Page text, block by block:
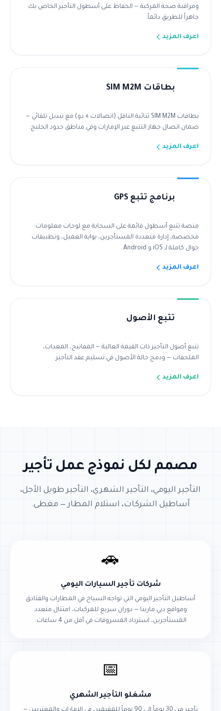
ومراقبة صحة المركبة — الحفاظ على أسطول التأجير الخاص بك
جاهزاً للطريق دائماً.
اعرف المزيد
بطاقات SIM M2M
بطاقات SIM M2M ثنائية الناقل (اتصالات + دو) مع تبديل تلقائي —
ضمان اتصال جهاز التتبع عبر الإمارات وفي مناطق حدود الخليج.
اعرف المزيد
برنامج تتبع GPS
منصة تتبع أسطول قائمة على السحابة مع لوحات معلومات
مخصصة، إدارة متعددة المستأجرين، بوابة العميل، وتطبيقات
جوال كاملة لـ iOS و Android.
اعرف المزيد
تتبع الأصول
تتبع أصول التأجير ذات القيمة العالية — المفاتيح، المعدات،
الملحقات — ودمج حالة الأصول في تسليم عقد التأجير.
اعرف المزيد
مصمم لكل نموذج عمل تأجير
التأجير اليومي، التأجير الشهري، التأجير طويل الأجل،
أساطيل الشركات، استلام المطار — مغطى.
🚗
شركات تأجير السيارات اليومي
أساطيل التأجير اليومي التي تواجه السياح في المطارات والفنادق
ومواقع دبي مارينا — دوران سريع للمركبات، امتثال متعدد
المستأجرين، استرداد المسروقات في أقل من 4 ساعات.
📅
مشغلو التأجير الشهري